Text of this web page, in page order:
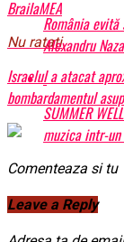
BrailaMEA
Nu ratati
Israelul a atacat
bombardamentul
România
Alexandru
SUMMER
muzica intr-
Comenteaza si tu
Leave a Reply